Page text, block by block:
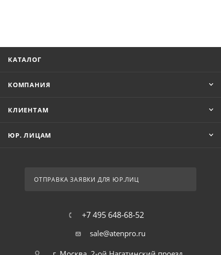
КАТАЛОГ
КОМПАНИЯ
КЛИЕНТАМ
ЮР. ЛИЦАМ
ОТПРАВКА ЗАЯВКИ ДЛЯ ЮР.ЛИЦ
+7 495 648-68-52
sale@atenpro.ru